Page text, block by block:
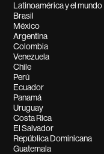
Latinoamérica y el mundo
Brasil
México
Argentina
Colombia
Venezuela
Chile
Perú
Ecuador
Panamá
Uruguay
Costa Rica
El Salvador
República Dominicana
Guatemala